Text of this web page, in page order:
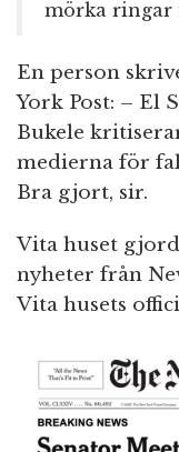
mörka ringar
En person
York Post: – El
Bukele
medierna för
Bra gjort, sir.
Vita huset
nyheter från
Vita husets